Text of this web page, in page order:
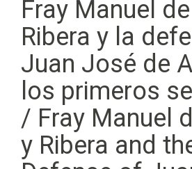
lateral
Fray Manuel
Ribera y la
Juan José de
los primeros
/ Fray Manuel
y Ribera and